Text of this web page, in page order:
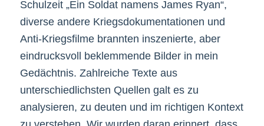
Schulzeit „Ein Soldat namens James Ryan“,
diverse andere Kriegsdokumentationen und
Anti-Kriegsfilme brannten inszenierte, aber
eindrucksvoll beklemmende Bilder in mein
Gedächtnis. Zahlreiche Texte aus
unterschiedlichsten Quellen galt es zu
analysieren, zu deuten und im richtigen Kontext